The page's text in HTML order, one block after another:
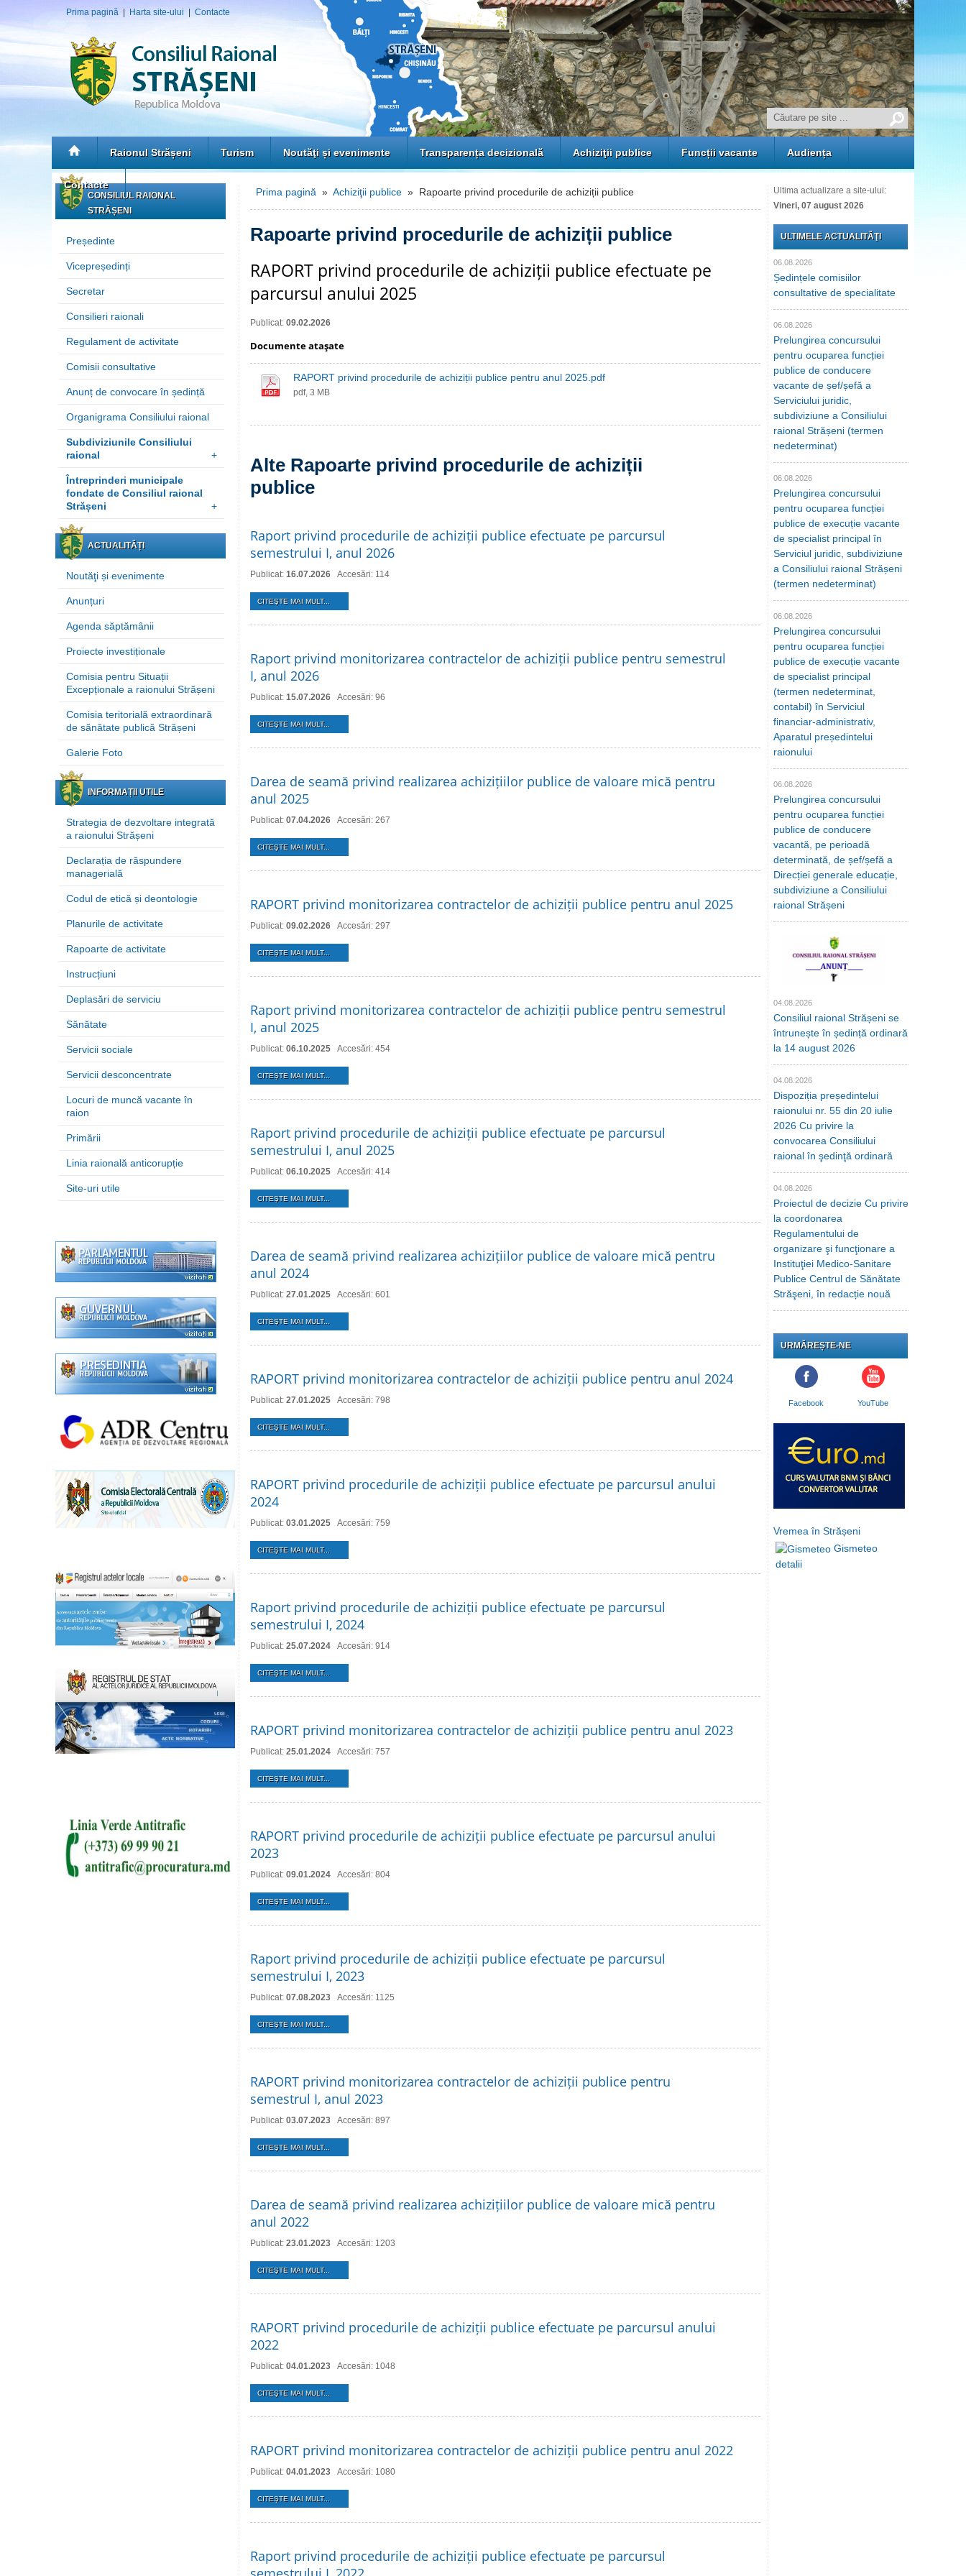
Prima pagină Harta site-ului Contacte
Raionul Strășeni Turism Noutăţi și evenimente Transparența decizională Achiziţii publice Funcții vacante Audiența
Contacte
CONSILIUL RAIONAL
STRĂȘENI
Președinte
Vicepreședinți
Secretar
Consilieri raionali
Regulament de activitate
Comisii consultative
Anunț de convocare în ședință
Organigrama Consiliului raional
Subdiviziunile Consiliului
raional
+
Întreprinderi municipale
fondate de Consiliul raional
Strășeni
+
ACTUALITĂȚI
Noutăţi și evenimente
Anunțuri
Agenda săptămânii
Proiecte investiționale
Comisia pentru Situații
Excepționale a raionului Strășeni
Comisia teritorială extraordinară
de sănătate publică Strășeni
Galerie Foto
INFORMAȚII UTILE
Strategia de dezvoltare integrată
a raionului Strășeni
Declarația de răspundere
managerială
Codul de etică și deontologie
Planurile de activitate
Rapoarte de activitate
Instrucțiuni
Deplasări de serviciu
Sănătate
Servicii sociale
Servicii desconcentrate
Locuri de muncă vacante în
raion
Primării
Linia raională anticorupție
Site-uri utile
Prima pagină » Achiziţii publice » Rapoarte privind procedurile de achiziții publice
Rapoarte privind procedurile de achiziții publice
RAPORT privind procedurile de achiziții publice efectuate pe
parcursul anului 2025
Publicat: 09.02.2026
Documente ataşate
RAPORT privind procedurile de achiziții publice pentru anul 2025.pdf
pdf, 3 MB
Alte Rapoarte privind procedurile de achiziții
publice
Raport privind procedurile de achiziții publice efectuate pe parcursul
semestrului I, anul 2026
Publicat: 16.07.2026 Accesări: 114
CITEŞTE MAI MULT...
Raport privind monitorizarea contractelor de achiziții publice pentru semestrul
I, anul 2026
Publicat: 15.07.2026 Accesări: 96
CITEŞTE MAI MULT...
Darea de seamă privind realizarea achizițiilor publice de valoare mică pentru
anul 2025
Publicat: 07.04.2026 Accesări: 267
CITEŞTE MAI MULT...
RAPORT privind monitorizarea contractelor de achiziții publice pentru anul 2025
Publicat: 09.02.2026 Accesări: 297
CITEŞTE MAI MULT...
Raport privind monitorizarea contractelor de achiziții publice pentru semestrul
I, anul 2025
Publicat: 06.10.2025 Accesări: 454
CITEŞTE MAI MULT...
Raport privind procedurile de achiziții publice efectuate pe parcursul
semestrului I, anul 2025
Publicat: 06.10.2025 Accesări: 414
CITEŞTE MAI MULT...
Darea de seamă privind realizarea achizițiilor publice de valoare mică pentru
anul 2024
Publicat: 27.01.2025 Accesări: 601
CITEŞTE MAI MULT...
RAPORT privind monitorizarea contractelor de achiziții publice pentru anul 2024
Publicat: 27.01.2025 Accesări: 798
CITEŞTE MAI MULT...
RAPORT privind procedurile de achiziții publice efectuate pe parcursul anului
2024
Publicat: 03.01.2025 Accesări: 759
CITEŞTE MAI MULT...
Raport privind procedurile de achiziții publice efectuate pe parcursul
semestrului I, 2024
Publicat: 25.07.2024 Accesări: 914
CITEŞTE MAI MULT...
RAPORT privind monitorizarea contractelor de achiziții publice pentru anul 2023
Publicat: 25.01.2024 Accesări: 757
CITEŞTE MAI MULT...
RAPORT privind procedurile de achiziții publice efectuate pe parcursul anului
2023
Publicat: 09.01.2024 Accesări: 804
CITEŞTE MAI MULT...
Raport privind procedurile de achiziții publice efectuate pe parcursul
semestrului I, 2023
Publicat: 07.08.2023 Accesări: 1125
CITEŞTE MAI MULT...
RAPORT privind monitorizarea contractelor de achiziții publice pentru
semestrul I, anul 2023
Publicat: 03.07.2023 Accesări: 897
CITEŞTE MAI MULT...
Darea de seamă privind realizarea achizițiilor publice de valoare mică pentru
anul 2022
Publicat: 23.01.2023 Accesări: 1203
CITEŞTE MAI MULT...
RAPORT privind procedurile de achiziții publice efectuate pe parcursul anului
2022
Publicat: 04.01.2023 Accesări: 1048
CITEŞTE MAI MULT...
RAPORT privind monitorizarea contractelor de achiziții publice pentru anul 2022
Publicat: 04.01.2023 Accesări: 1080
CITEŞTE MAI MULT...
Raport privind procedurile de achiziții publice efectuate pe parcursul
Ultima actualizare a site-ului:
Vineri, 07 august 2026
ULTIMELE ACTUALITĂŢI
06.08.2026
Ședințele comisiilor
consultative de specialitate
06.08.2026
Prelungirea concursului
pentru ocuparea funcției
publice de conducere
vacante de șef/șefă a
Serviciului juridic,
subdiviziune a Consiliului
raional Strășeni (termen
nedeterminat)
06.08.2026
Prelungirea concursului
pentru ocuparea funcției
publice de execuție vacante
de specialist principal în
Serviciul juridic, subdiviziune
a Consiliului raional Strășeni
(termen nedeterminat)
06.08.2026
Prelungirea concursului
pentru ocuparea funcției
publice de execuție vacante
de specialist principal
(termen nedeterminat,
contabil) în Serviciul
financiar-administrativ,
Aparatul președintelui
raionului
06.08.2026
Prelungirea concursului
pentru ocuparea funcției
publice de conducere
vacantă, pe perioadă
determinată, de șef/șefă a
Direcției generale educație,
subdiviziune a Consiliului
raional Strășeni
04.08.2026
Consiliul raional Strășeni se
întrunește în ședință ordinară
la 14 august 2026
04.08.2026
Dispoziția președintelui
raionului nr. 55 din 20 iulie
2026 Cu privire la
convocarea Consiliului
raional în şedinţă ordinară
04.08.2026
Proiectul de decizie Cu privire
la coordonarea
Regulamentului de
organizare şi funcţionare a
Instituţiei Medico-Sanitare
Publice Centrul de Sănătate
Străşeni, în redacție nouă
URMĂREȘTE-NE
Facebook YouTube
Vremea în Strășeni
Gismeteo
detalii